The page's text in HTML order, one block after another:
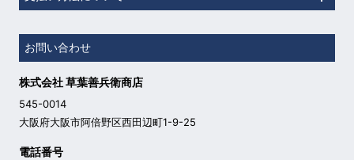
お問い合わせ
株式会社 草葉善兵衛商店
545-0014
大阪府大阪市阿倍野区西田辺町1-9-25
電話番号